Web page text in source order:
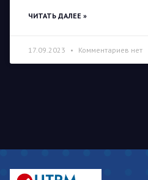
ЧИТАТЬ ДАЛЕЕ »
17.09.2023 Комментариев нет